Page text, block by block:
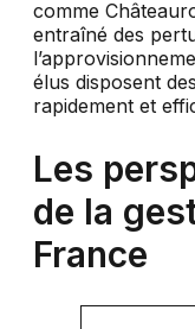
comme
entraîné des
élus disposent
rapidement et
Les
de la
France